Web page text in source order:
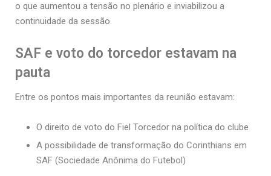
o que aumentou a tensão no plenário e inviabilizou a
continuidade da sessão.
SAF e voto do torcedor estavam na
pauta
Entre os pontos mais importantes da reunião estavam:
O direito de voto do Fiel Torcedor na política do clube
A possibilidade de transformação do Corinthians em
SAF (Sociedade Anônima do Futebol)